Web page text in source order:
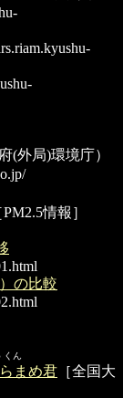
(外局)環境庁）
PM2.5情報］
の比較
くん
まめ君 ［全国大